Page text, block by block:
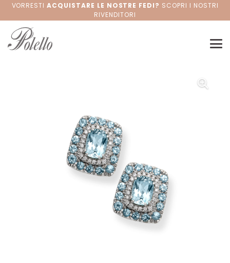
VORRESTIACQUISTARE LE NOSTRE FEDI? SCOPRI I NOSTRI
RIVENDITORI